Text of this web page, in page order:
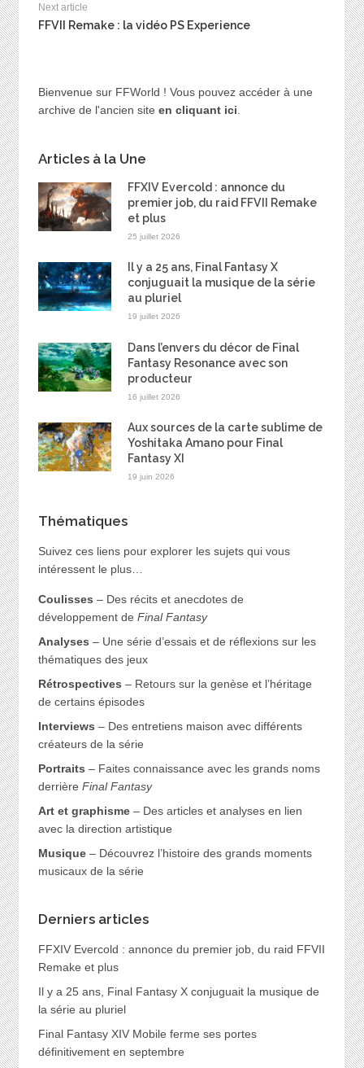
Next article
FFVII Remake : la vidéo PS Experience
Bienvenue sur FFWorld ! Vous pouvez accéder à une
archive de l'ancien site en cliquant ici.
Articles à la Une
FFXIV Evercold : annonce du
premier job, du raid FFVII Remake
et plus
25 juillet 2026
Il y a 25 ans, Final Fantasy X
conjuguait la musique de la série
au pluriel
19 juillet 2026
Dans l’envers du décor de Final
Fantasy Resonance avec son
producteur
16 juillet 2026
Aux sources de la carte sublime de
Yoshitaka Amano pour Final
Fantasy XI
19 juin 2026
Thématiques
Suivez ces liens pour explorer les sujets qui vous
intéressent le plus…
Coulisses – Des récits et anecdotes de
développement de Final Fantasy
Analyses – Une série d’essais et de réflexions sur les
thématiques des jeux
Rétrospectives – Retours sur la genèse et l’héritage
de certains épisodes
Interviews – Des entretiens maison avec différents
créateurs de la série
Portraits – Faites connaissance avec les grands noms
derrière Final Fantasy
Art et graphisme– Des articles et analyses en lien
avec la direction artistique
Musique– Découvrez l’histoire des grands moments
musicaux de la série
Derniers articles
FFXIV Evercold : annonce du premier job, du raid FFVII
Remake et plus
Il y a 25 ans, Final Fantasy X conjuguait la musique de
la série au pluriel
Final Fantasy XIV Mobile ferme ses portes
définitivement en septembre